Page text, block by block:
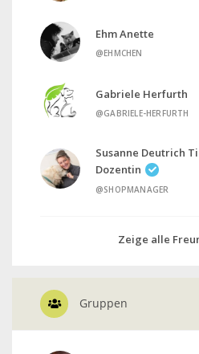
Ehm Anette
@EHMCHEN
Gabriele Herfurth
@GABRIELE-HERFURTH
Susanne Deutrich
Dozentin
@SHOPMANAGER
Zeige alle
Gruppen